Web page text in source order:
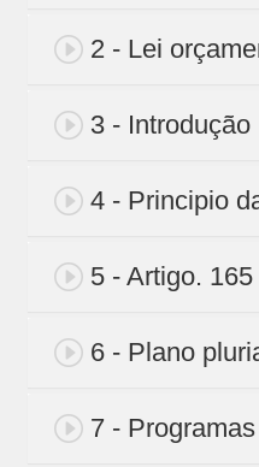
2 - Lei
3 - Introdução
4 - Principio
5 - Artigo. 165
6 - Plano
7 - Programas